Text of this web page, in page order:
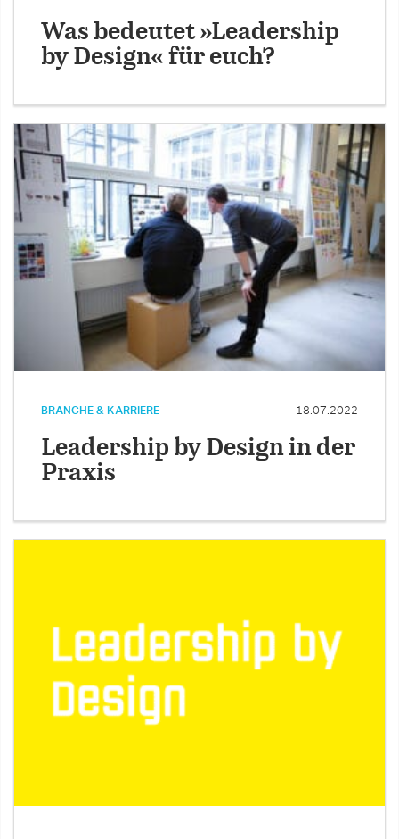
Was bedeutet »Leadership
by Design« für euch?
BRANCHE & KARRIERE 18.07.2022
Leadership by Design in der
Praxis